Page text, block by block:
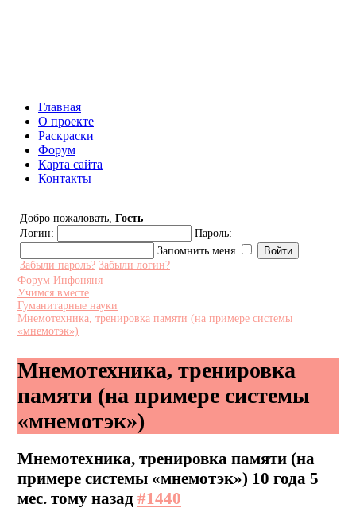
Главная
О проекте
Раскраски
Форум
Карта сайта
Контакты
Добро пожаловать, Гость
Логин:
Пароль:
Запомнить меня
Забыли пароль? Забыли логин?
Форум Инфоняня
Учимся вместе
Гуманитарные науки
Мнемотехника, тренировка памяти (на примере системы
«мнемотэк»)
Мнемотехника, тренировка
памяти (на примере системы
«мнемотэк»)
Мнемотехника, тренировка памяти (на
примере системы «мнемотэк») 10 года 5
мес. тому назад #1440